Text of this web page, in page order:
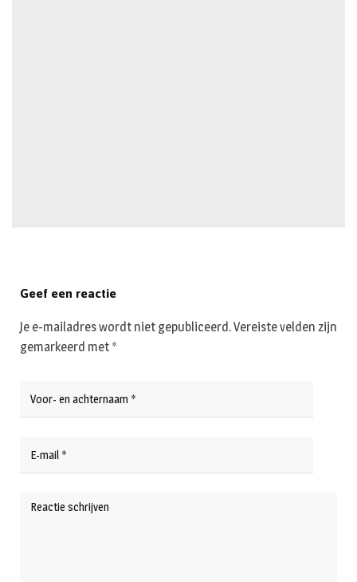
Geef een reactie
Je e-mailadres wordt niet gepubliceerd.Vereiste velden zijn
gemarkeerd met *